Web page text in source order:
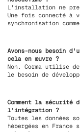
L'installation ne
Une fois connecté
synchronisation
Avons-nous besoin
cela en œuvre ?
Non. Corma utilise
le besoin de
Comment la sécurité
l'intégration ?
Toutes les données
hébergées en